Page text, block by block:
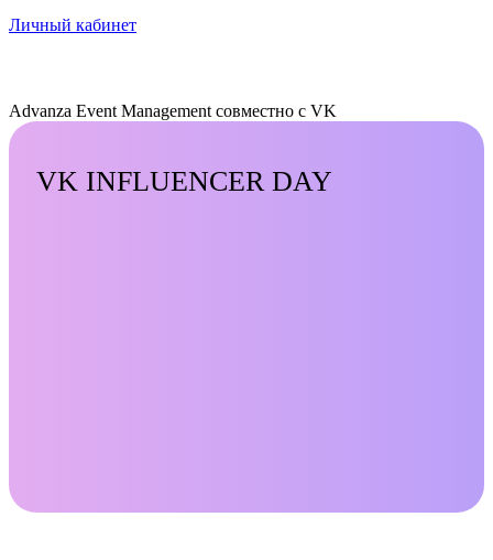
Личный кабинет
Advanza Event Management совместно с VK
VK INFLUENCER DAY